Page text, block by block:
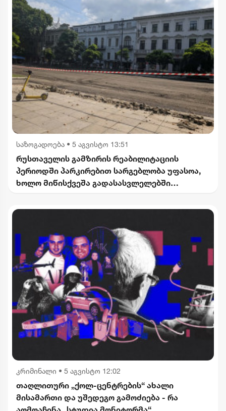
საზოგადოება • 5 აგვისტო 13:51
რუსთაველის გამზირის რეაბილიტაციის
პერიოდში პარკირებით სარგებლობა უფასოა,
ხოლო მიწისქვეშა გადასასვლელებში
გათავისუფლდებიან გადასახადებისგან
კრიმინალი • 5 აგვისტო 12:02
თაღლითური „ქოლ-ცენტრების“ ახალი
მისამართი და უშედეგო გამოძიება - რა